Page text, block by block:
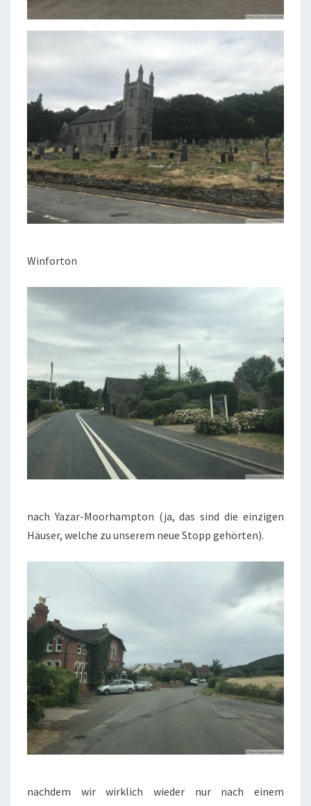
Winforton
nach Yazar-Moorhampton (ja, das sind die einzigen
Häuser, welche zu unserem neue Stopp gehörten).
nachdem wir wirklich wieder nur nach einem